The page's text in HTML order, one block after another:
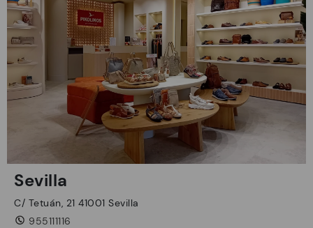
Sevilla
C/ Tetuán, 21 41001 Sevilla
955111116